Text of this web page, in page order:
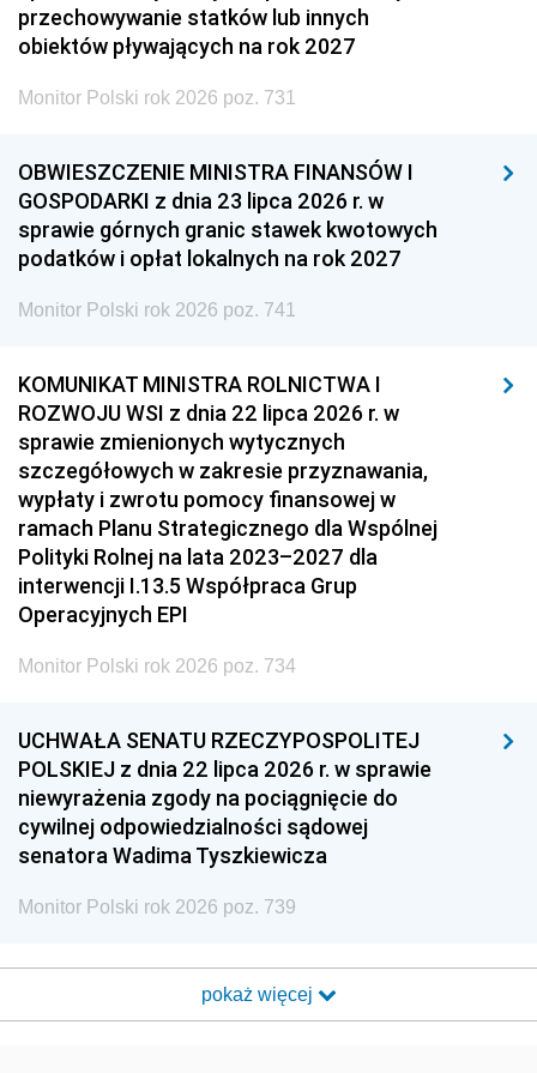
przechowywanie statków lub innych
obiektów pływających na rok 2027
Monitor Polski rok 2026 poz. 731
OBWIESZCZENIE MINISTRA FINANSÓW I
GOSPODARKI z dnia 23 lipca 2026 r. w
sprawie górnych granic stawek kwotowych
podatków i opłat lokalnych na rok 2027
Monitor Polski rok 2026 poz. 741
KOMUNIKAT MINISTRA ROLNICTWA I
ROZWOJU WSI z dnia 22 lipca 2026 r. w
sprawie zmienionych wytycznych
szczegółowych w zakresie przyznawania,
wypłaty i zwrotu pomocy finansowej w
ramach Planu Strategicznego dla Wspólnej
Polityki Rolnej na lata 2023–2027 dla
interwencji I.13.5 Współpraca Grup
Operacyjnych EPI
Monitor Polski rok 2026 poz. 734
UCHWAŁA SENATU RZECZYPOSPOLITEJ
POLSKIEJ z dnia 22 lipca 2026 r. w sprawie
niewyrażenia zgody na pociągnięcie do
cywilnej odpowiedzialności sądowej
senatora Wadima Tyszkiewicza
Monitor Polski rok 2026 poz. 739
pokaż więcej